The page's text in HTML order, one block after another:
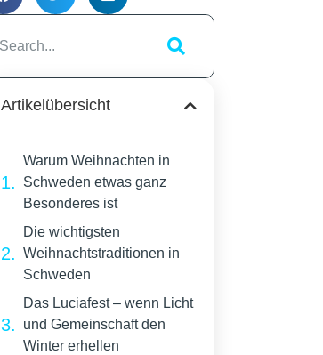
Artikelübersicht
Warum Weihnachten in
Schweden etwas ganz
Besonderes ist
Die wichtigsten
Weihnachtstraditionen in
Schweden
Das Luciafest – wenn Licht
und Gemeinschaft den
Winter erhellen